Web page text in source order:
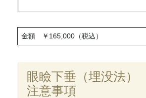
金額 ￥165,000（税込）
眼瞼下垂（埋没法
注意事項